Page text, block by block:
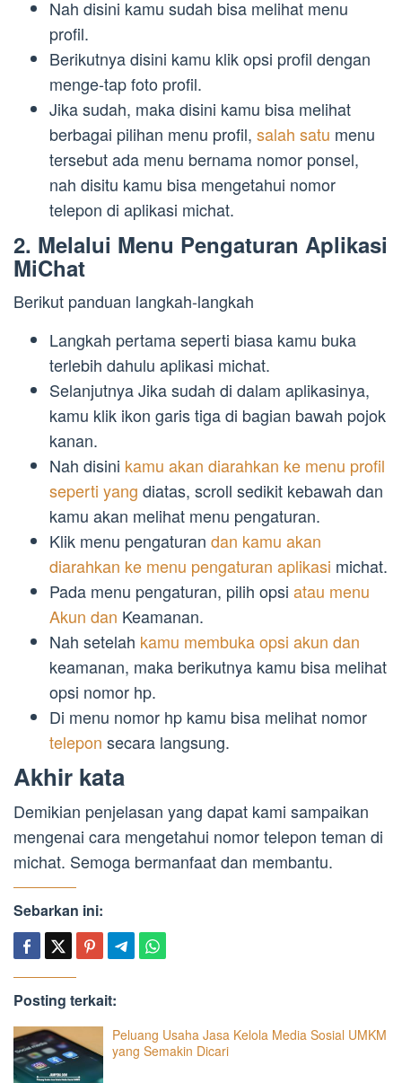
Nah disini kamu sudah bisa melihat menu
profil.
Berikutnya disini kamu klik opsi profil dengan
menge-tap foto profil.
Jika sudah, maka disini kamu bisa melihat
berbagai pilihan menu profil, salah satu menu
tersebut ada menu bernama nomor ponsel,
nah disitu kamu bisa mengetahui nomor
telepon di aplikasi michat.
2. Melalui Menu Pengaturan Aplikasi
MiChat
Berikut panduan langkah-langkah
Langkah pertama seperti biasa kamu buka
terlebih dahulu aplikasi michat.
Selanjutnya Jika sudah di dalam aplikasinya,
kamu klik ikon garis tiga di bagian bawah pojok
kanan.
Nah disini kamu akan diarahkan ke menu profil
seperti yang diatas, scroll sedikit kebawah dan
kamu akan melihat menu pengaturan.
Klik menu pengaturan dan kamu akan
diarahkan ke menu pengaturan aplikasi michat.
Pada menu pengaturan, pilih opsi atau menu
Akun dan Keamanan.
Nah setelah kamu membuka opsi akun dan
keamanan, maka berikutnya kamu bisa melihat
opsi nomor hp.
Di menu nomor hp kamu bisa melihat nomor
telepon secara langsung.
Akhir kata
Demikian penjelasan yang dapat kami sampaikan
mengenai cara mengetahui nomor telepon teman di
michat. Semoga bermanfaat dan membantu.
Sebarkan ini:
Posting terkait:
Peluang Usaha Jasa Kelola Media Sosial UMKM
yang Semakin Dicari